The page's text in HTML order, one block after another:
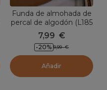
Funda de almohada de
percal de algodón (L185
cm) Cali Camel
7,99 €
-20% 9,99 €
Añadir